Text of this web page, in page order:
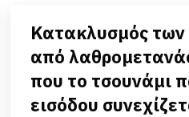
Κατακλυσμός
από
που το τσουνάμι
εισόδου